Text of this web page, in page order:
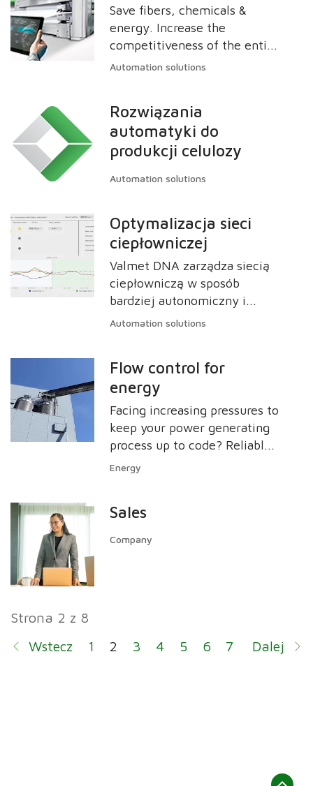
rozwiązania przyszłości.
Wydajność uzyskuje się
dzięki prowadzeniu w
optymalny sposób obsługi i
utrzymaniu aktywów
fizycznych, co prowadzi do
dostępności i wydajności.
Monitorowanie stanu
urządzeń wirnikowych,
monitorowanie urządzeń
procesowych, zarządzanie
jakością i wydajnością
sterowania stanowią
integralną część Aplikacji do
Zarządzania Aktywami.
(APM)
Save fibers, chemicals &
energy. Increase the
competitiveness of the entire
value chain from pulp, board,
end products.
Automation solutions
Rozwiązania
automatyki do
produkcji celulozy
Automation solutions
Optymalizacja sieci
ciepłowniczej
Valmet DNA zarządza siecią
ciepłowniczą w sposób
bardziej autonomiczny i
elastyczny, dostosowując się
niskoemisyjnej sieci o
niezawodnej i ekonomicznej
wydajności.
Automation solutions
Flow control for
energy
Facing increasing pressures to
keep your power generating
process up to code? Reliable
valves and pumps help
reliable valves, pumps and
industry.
Energy
Sales
Company
Strona 2 z 8
Wstecz
1 2 3 4 5 6 7 Dalej